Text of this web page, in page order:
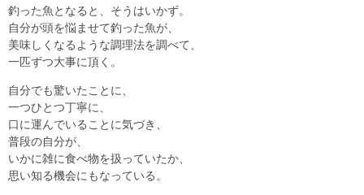
釣った魚となると、そうはいかず。
自分が頭を悩ませて釣った魚が、
美味しくなるような調理法を調べて、
一匹ずつ大事に頂く。
自分でも驚いたことに、
一つひとつ丁寧に、
口に運んでいることに気づき、
普段の自分が、
いかに雑に食べ物を扱っていたか、
思い知る機会にもなっている。